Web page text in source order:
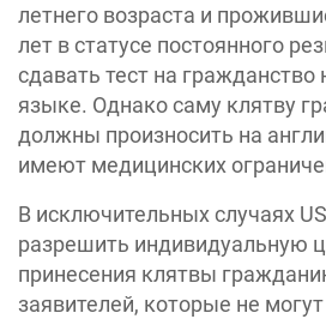
летнего возраста и
лет в статусе постоянного
сдавать тест на
языке. Однако саму клятву
должны произносить на
имеют медицинских
В исключительных случаях
разрешить индивидуальную
принесения клятвы
заявителей, которые не